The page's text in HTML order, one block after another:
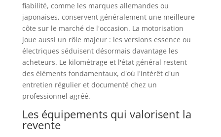
fiabilité, comme les marques allemandes ou
japonaises, conservent généralement une meilleure
côte sur le marché de l'occasion. La motorisation
joue aussi un rôle majeur : les versions essence ou
électriques séduisent désormais davantage les
acheteurs. Le kilométrage et l'état général restent
des éléments fondamentaux, d'où l'intérêt d'un
entretien régulier et documenté chez un
professionnel agréé.
Les équipements qui valorisent la
revente